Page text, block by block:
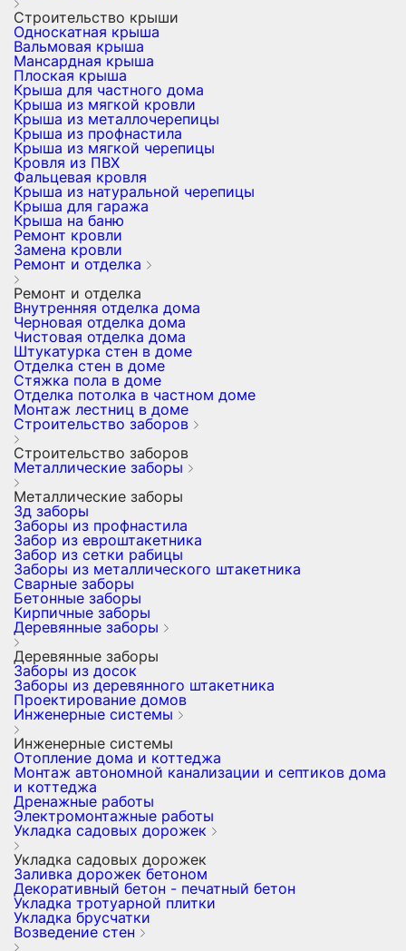
Строительство крыши
Односкатная крыша
Вальмовая крыша
Мансардная крыша
Плоская крыша
Крыша для частного дома
Крыша из мягкой кровли
Крыша из металлочерепицы
Крыша из профнастила
Крыша из мягкой черепицы
Кровля из ПВХ
Фальцевая кровля
Крыша из натуральной черепицы
Крыша для гаража
Крыша на баню
Ремонт кровли
Замена кровли
Ремонт и отделка
Ремонт и отделка
Внутренняя отделка дома
Черновая отделка дома
Чистовая отделка дома
Штукатурка стен в доме
Отделка стен в доме
Стяжка пола в доме
Отделка потолка в частном доме
Монтаж лестниц в доме
Строительство заборов
Строительство заборов
Металлические заборы
Металлические заборы
3д заборы
Заборы из профнастила
Забор из евроштакетника
Забор из сетки рабицы
Заборы из металлического штакетника
Сварные заборы
Бетонные заборы
Кирпичные заборы
Деревянные заборы
Деревянные заборы
Заборы из досок
Заборы из деревянного штакетника
Проектирование домов
Инженерные системы
Инженерные системы
Отопление дома и коттеджа
Монтаж автономной канализации и септиков дома
и коттеджа
Дренажные работы
Электромонтажные работы
Укладка садовых дорожек
Укладка садовых дорожек
Заливка дорожек бетоном
Декоративный бетон - печатный бетон
Укладка тротуарной плитки
Укладка брусчатки
Возведение стен